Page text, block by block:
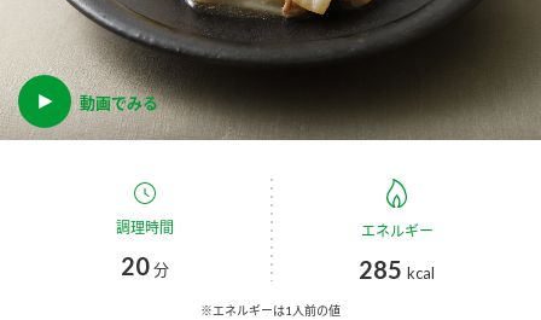
みりん風・料理酒 鍋用調味料
つゆ たれ
スープ 中華
商品ブランドサイト
Fibee（ファイビー）
くらしプラ酢
お酢ドリンク
企業情報
国内事業概要
企業理念
ミツカンを知る
環境への取り組み
動画でみる
調理時間
20分
エネルギー
285 kcal
※エネルギーは1人前の値